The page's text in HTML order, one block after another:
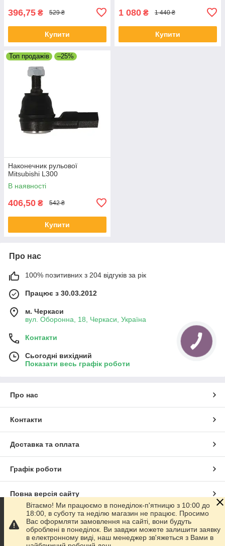
396,75 ₴ 529 ₴
Купити
1 080 ₴ 1 440 ₴
Купити
Топ продажів –25%
Наконечник рульової
Mitsubishi L300
В наявності
406,50 ₴ 542 ₴
Купити
Про нас
100% позитивних з 204 відгуків за рік
Працює з 30.03.2012
м. Черкаси
вул. Оборонна, 18, Черкаси, Україна
Контакти
Сьогодні вихідний
Показати весь графік роботи
Про нас
Контакти
Доставка та оплата
Графік роботи
Повна версія сайту
Сайт створено на маркетплейсіProm.ua
Політика конфіденційності
Вітаємо! Ми працюємо в понеділок-п'ятницю з 10:00 до
18:00, в суботу та неділю магазин не працює. Просимо
Вас оформляти замовлення на сайті, вони будуть
оброблені в понеділок. Ви завджи можете залишити заявку
в електронному виді, наш менеджер зв'яжеться з Вами в